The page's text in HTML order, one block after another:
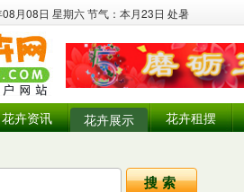
月08日 星期六 节气：本月23日 处暑
花卉资讯 花卉展示 花卉租摆